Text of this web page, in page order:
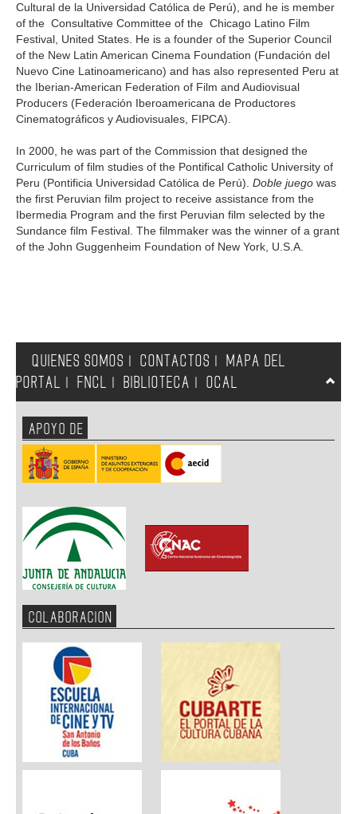
Cultural de la Universidad Católica de Perú), and he is member
of the Consultative Committee of the Chicago Latino Film
Festival, United States. He is a founder of the Superior Council
of the New Latin American Cinema Foundation (Fundación del
Nuevo Cine Latinoamericano) and has also represented Peru at
the Iberian-American Federation of Film and Audiovisual
Producers (Federación Iberoamericana de Productores
Cinematográficos y Audiovisuales, FIPCA).
In 2000, he was part of the Commission that designed the
Curriculum of film studies of the Pontifical Catholic University of
Peru (Pontificia Universidad Católica de Perú). Doble juego was
the first Peruvian film project to receive assistance from the
Ibermedia Program and the first Peruvian film selected by the
Sundance film Festival. The filmmaker was the winner of a grant
of the John Guggenheim Foundation of New York, U.S.A.
QUIENES SOMOS CONTACTOS
MAPA DEL
PORTAL
FNCL BIBLIOTECA OCAL
APOYO DE
COLABORACION